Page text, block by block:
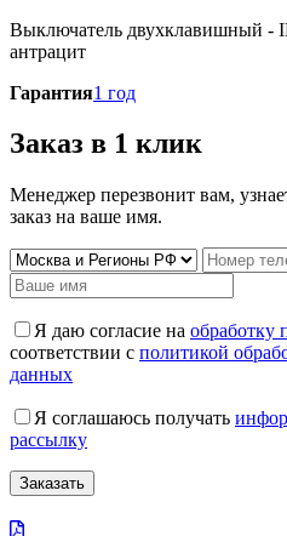
Выключатель двухклавишный -
антрацит
Гарантия1 год
Заказ в 1 клик
Менеджер перезвонит вам,
заказ на ваше имя.
Я даю согласие на обработку
соответствии с политикой
данных
Я соглашаюсь получать
рассылку